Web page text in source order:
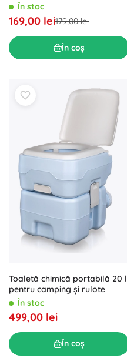
În stoc
169,00 lei179,00 lei
În coș
Toaletă chimică portabilă 20 l
pentru camping și rulote
În stoc
499,00 lei
În coș